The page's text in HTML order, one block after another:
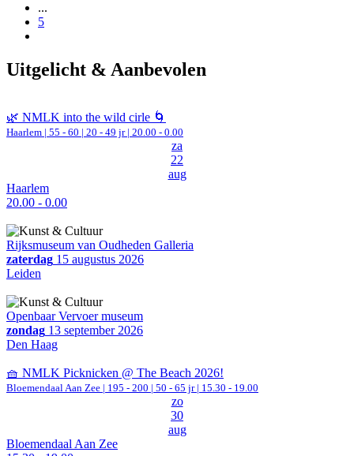
...
5
Uitgelicht & Aanbevolen
🌿 NMLK into the wild cirle 🌀
Haarlem | 55 - 60 | 20 - 49 jr | 20.00 - 0.00
za
22
aug
Haarlem
20.00 - 0.00
Rijksmuseum van Oudheden Galleria
zaterdag 15 augustus 2026
Leiden
Openbaar Vervoer museum
zondag 13 september 2026
Den Haag
🧺 NMLK Picknicken @ The Beach 2026!
Bloemendaal Aan Zee | 195 - 200 | 50 - 65 jr | 15.30 - 19.00
zo
30
aug
Bloemendaal Aan Zee